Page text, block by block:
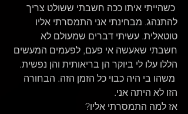
כשהייתי איתו ככה חשבתי ששולט צריך
להתנהג. מבחינתי אני התמסרתי אליו
טוטאלית. עשיתי דברים שמעולם לא
חשבתי שאעשה אי פעם, לפעמים המעשים
הללו עלו לי ביוקר הן בריאותית והן נפשית.
משהו בי היה כבוי כל הזמן הזה. הבחורה
הזו לא היתה אני.
אז למה התמסרתי אליו?